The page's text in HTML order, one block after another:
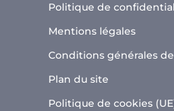
Politique de
Mentions légales
Conditions générales
Plan du site
Politique de cookies